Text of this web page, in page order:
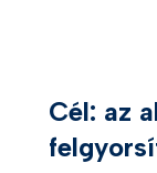
Cél: az